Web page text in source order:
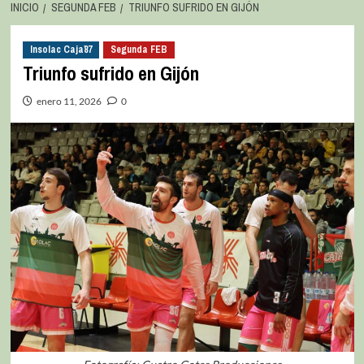
INICIO SEGUNDA FEB TRIUNFO SUFRIDO EN GIJÓN
Insolac Caja´87 Segunda FEB
Triunfo sufrido en Gijón
enero 11, 2026 0